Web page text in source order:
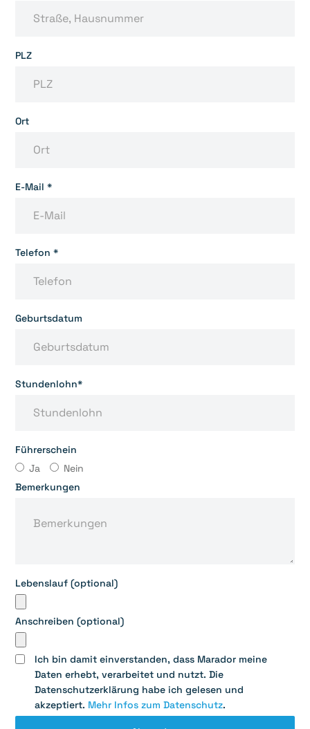
PLZ
Ort
E-Mail *
Telefon *
Geburtsdatum
Stundenlohn*
Führerschein
Ja
Nein
Bemerkungen
Lebenslauf (optional)
Anschreiben (optional)
Ich bin damit einverstanden, dass Marador meine
Daten erhebt, verarbeitet und nutzt. Die
Datenschutzerklärung habe ich gelesen und
akzeptiert. Mehr Infos zum Datenschutz.